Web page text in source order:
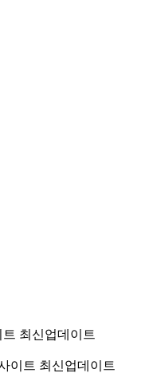
트 최신업데이트
이트 최신업데이트